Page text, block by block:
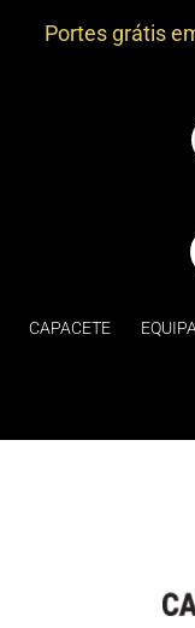
Portes grátis
CAPACETE